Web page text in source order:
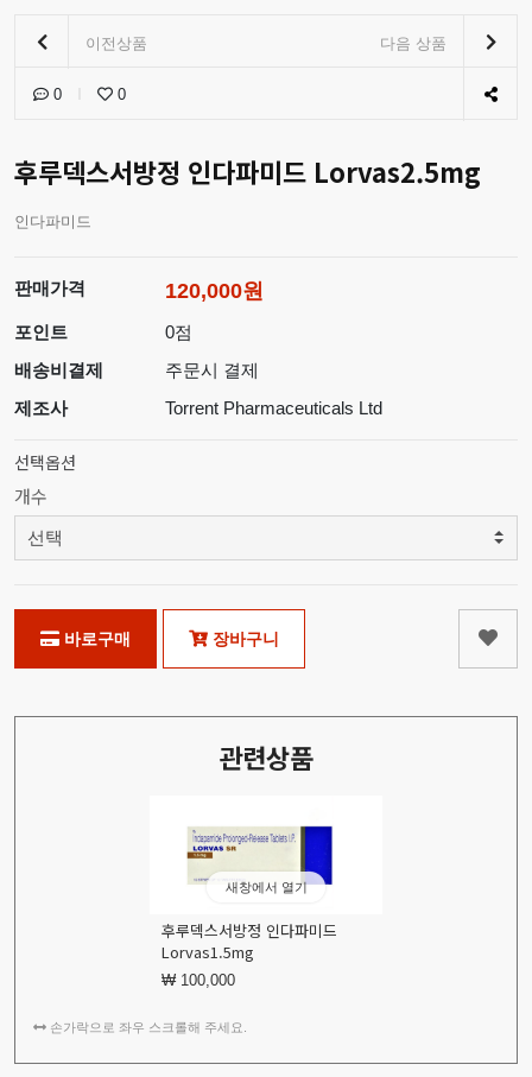
이전상품 다음 상품
0 0
후루덱스서방정 인다파미드 Lorvas2.5mg
인다파미드
판매가격 120,000원
포인트
0점
배송비결제
주문시 결제
제조사
Torrent Pharmaceuticals Ltd
선택옵션
개수
바로구매 장바구니
관련상품
새창에서 열기
후루덱스서방정 인다파미드
Lorvas1.5mg
₩ 100,000
손가락으로 좌우 스크롤해 주세요.